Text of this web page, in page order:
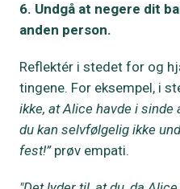
6. Undgå at negere dit
anden person.
Reflektér i stedet for og
tingene. For eksempel, i
ikke, at Alice havde i
du kan selvfølgelig ikke
fest!”prøv empati.